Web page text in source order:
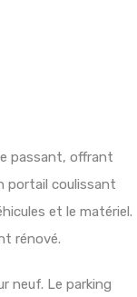
passant, offrant
portail coulissant
et le matériel.
rénové.
neuf. Le parking